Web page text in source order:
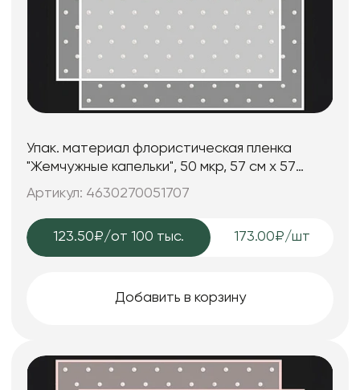
Упак. материал флористическая пленка
"Жемчужные капельки", 50 мкр, 57 см х 57
см,20 листов/упак. бел
Артикул: 4630270051707
123.50₽/от 100 тыс. 173.00₽/шт
Добавить в корзину